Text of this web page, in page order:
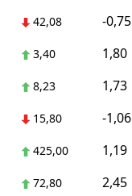
42,08 -0,75
3,40 1,80
8,23 1,73
15,80 -1,06
425,00 1,19
72,80 2,45